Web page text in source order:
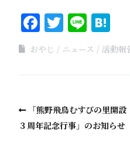
Facebook
Twitter
Line
おやじ ニュース 活動報
「熊野飛鳥むすびの里開設
３周年記念行事」のお知らせ